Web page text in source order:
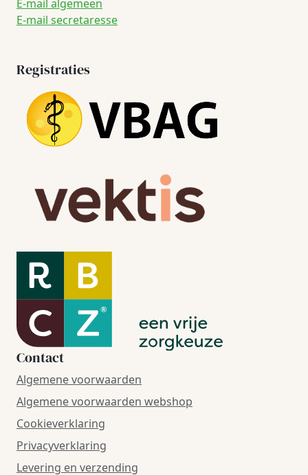
E-mail algemeen
E-mail secretaresse
Registraties
Contact
Algemene voorwaarden
Algemene voorwaarden webshop
Cookieverklaring
Privacyverklaring
Levering en verzending